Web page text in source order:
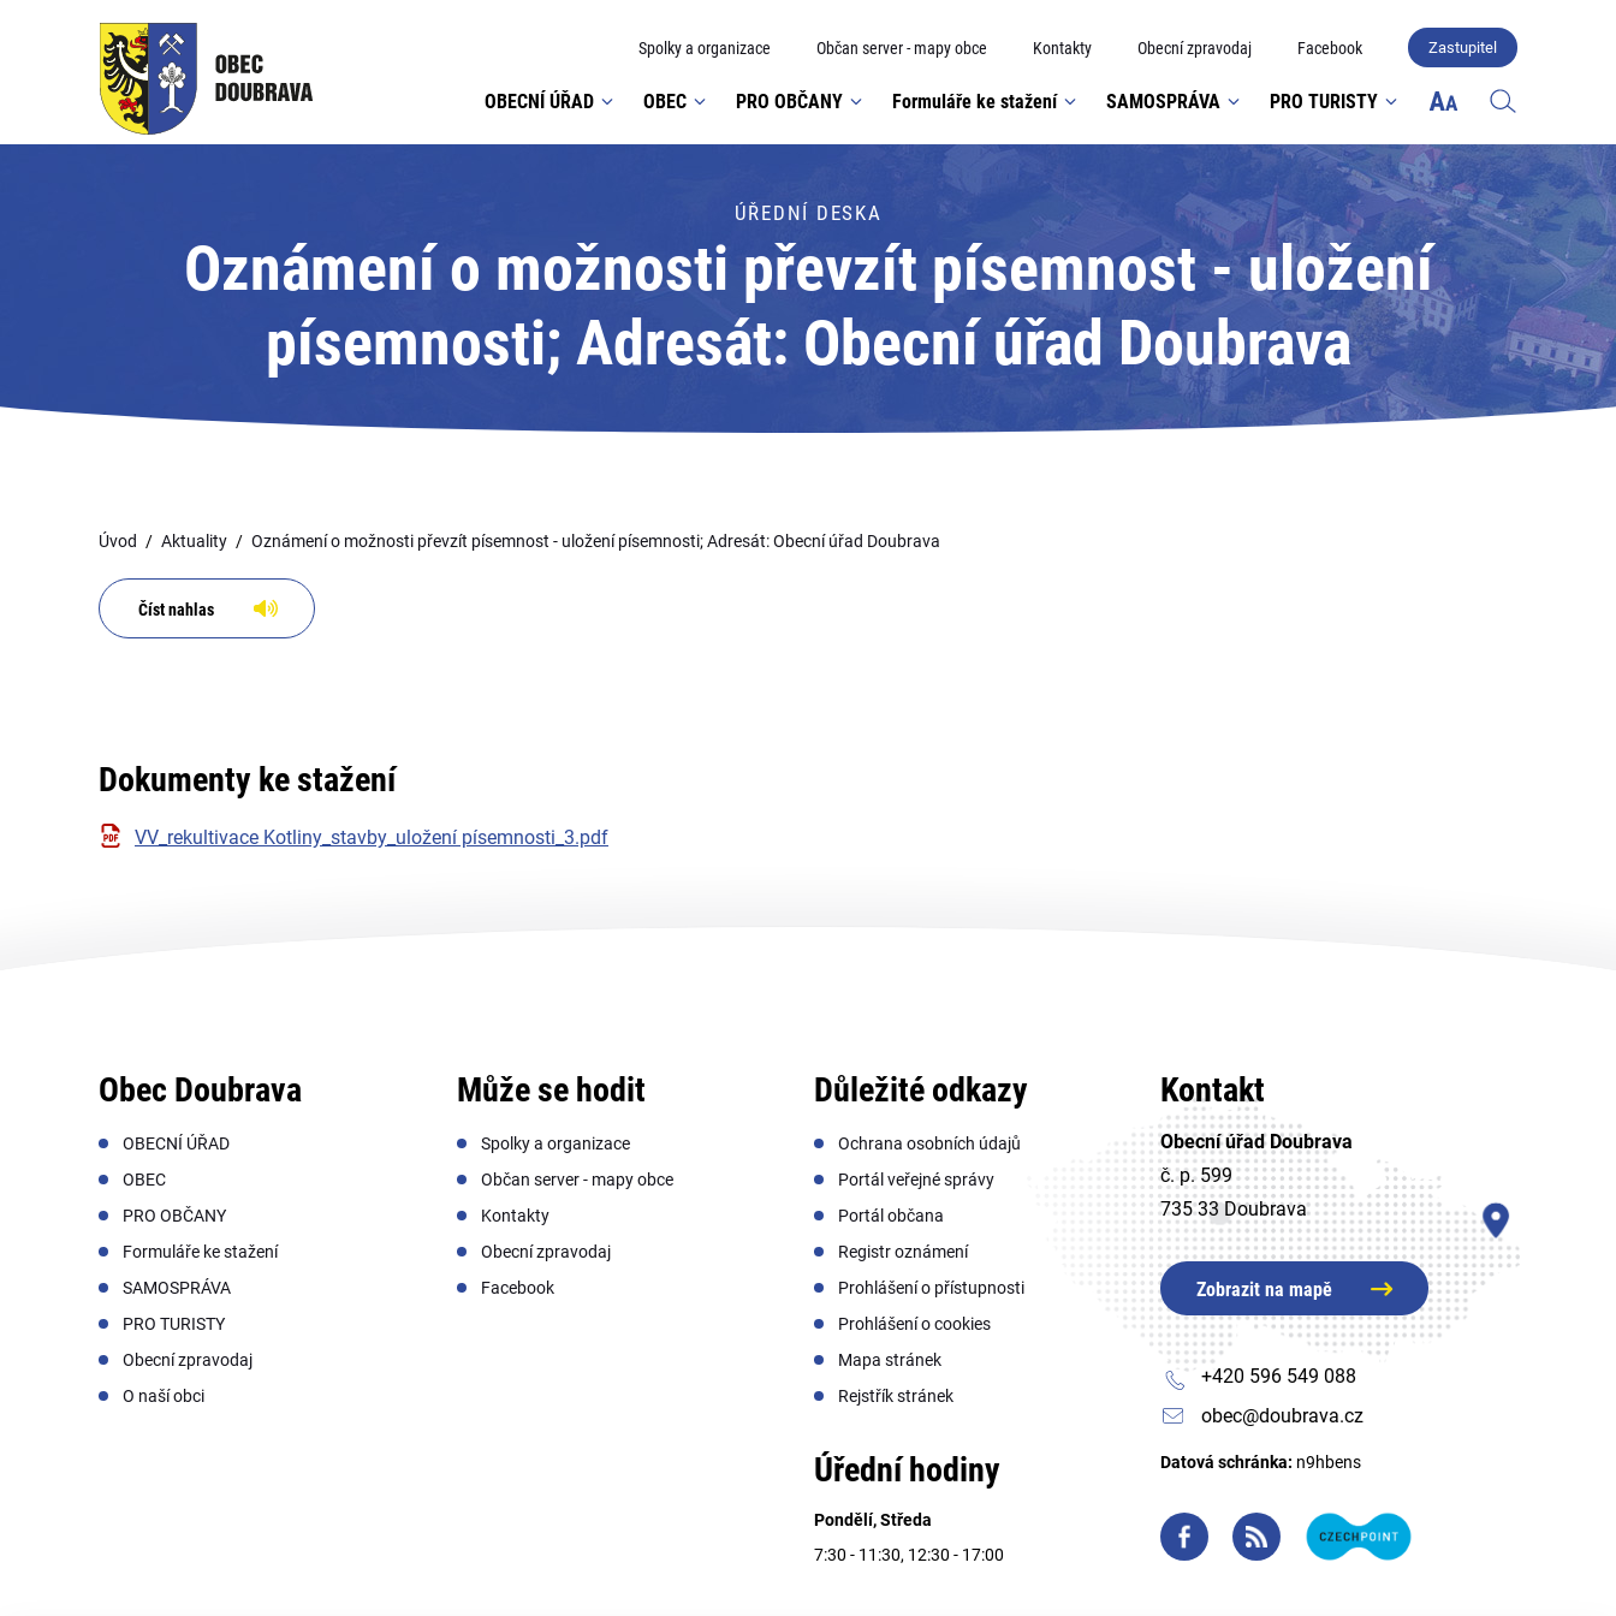
Spolky a organizace Občan server - mapy obce Kontakty Obecní zpravodaj Facebook Zastupitel
OBECNÍ ÚŘAD OBEC PRO OBČANY Formuláře ke stažení SAMOSPRÁVA PRO TURISTY
ÚŘEDNÍ DESKA
Oznámení o možnosti převzít písemnost - uložení
písemnosti; Adresát: Obecní úřad Doubrava
Úvod Aktuality Oznámení o možnosti převzít písemnost - uložení písemnosti; Adresát: Obecní úřad Doubrava
Číst nahlas
Dokumenty ke stažení
VV_rekultivace Kotliny_stavby_uložení písemnosti_3.pdf
Obec Doubrava
OBECNÍ ÚŘAD
OBEC
PRO OBČANY
Formuláře ke stažení
SAMOSPRÁVA
PRO TURISTY
Obecní zpravodaj
O naší obci
Může se hodit
Spolky a organizace
Občan server - mapy obce
Kontakty
Obecní zpravodaj
Facebook
Důležité odkazy
Ochrana osobních údajů
Portál veřejné správy
Portál občana
Registr oznámení
Prohlášení o přístupnosti
Prohlášení o cookies
Mapa stránek
Rejstřík stránek
Úřední hodiny
Pondělí, Středa
7:30 - 11:30, 12:30 - 17:00
Kontakt
Obecní úřad Doubrava
č. p. 599
735 33 Doubrava
Zobrazit na mapě
+420 596 549 088
obec@doubrava.cz
Datová schránka: n9hbens